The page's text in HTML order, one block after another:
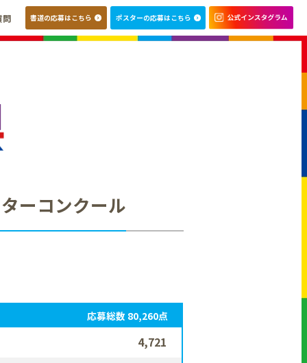
問 書道の応募はこちら ポスターの応募はこちら
ーコンクール
応募総数 80,260点
4,721